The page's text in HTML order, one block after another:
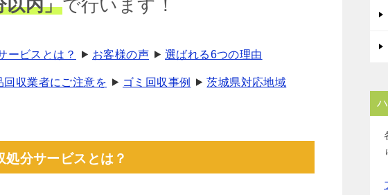
以内」で行います！
ービスとは？ お客様の声 選ばれる6つの理由
回収業者にご注意を ゴミ回収事例 茨城県対応地域
分サービスとは？